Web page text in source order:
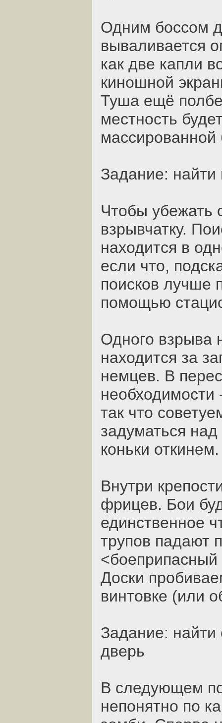
Одним боссом
вываливается
как две капли
киношной
Туша ещё
местность
Задание: найти
Чтобы убежать
взрывчатку.
находится в
если что,
поисков лучше
помощью
Одного взрыва
находится за
немцев. В
необходимости
так что
задуматься над
коньки откинем.
Внутри
фрицев. Бои
единственное
трупов падают
<боеприпасный
Доски
винтовке (или
Задание: найти
дверь
В следующем
непонятно по